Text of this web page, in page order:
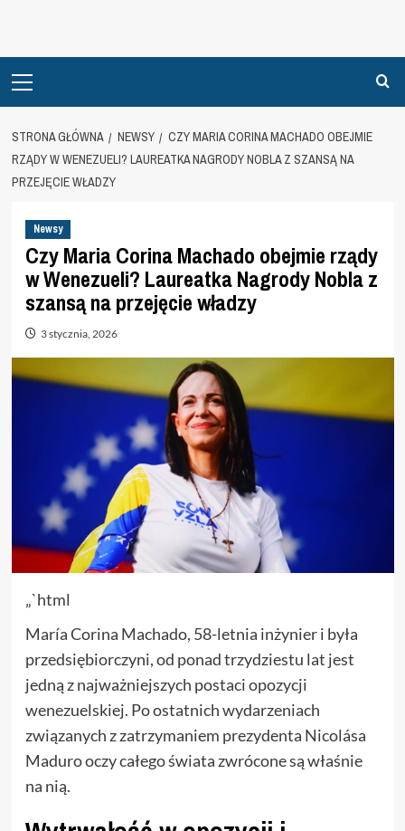
Menu
STRONA GŁÓWNA NEWSY
CZY MARIA CORINA MACHADO OBEJMIE
RZĄDY W WENEZUELI? LAUREATKA NAGRODY NOBLA Z SZANSĄ NA
PRZEJĘCIE WŁADZY
Newsy
Czy Maria Corina Machado obejmie rządy
w Wenezueli? Laureatka Nagrody Nobla z
szansą na przejęcie władzy
3 stycznia, 2026
„`html
María Corina Machado, 58-letnia inżynier i była
przedsiębiorczyni, od ponad trzydziestu lat jest
jedną z najważniejszych postaci opozycji
wenezuelskiej. Po ostatnich wydarzeniach
związanych z zatrzymaniem prezydenta Nicolása
Maduro oczy całego świata zwrócone są właśnie
na nią.